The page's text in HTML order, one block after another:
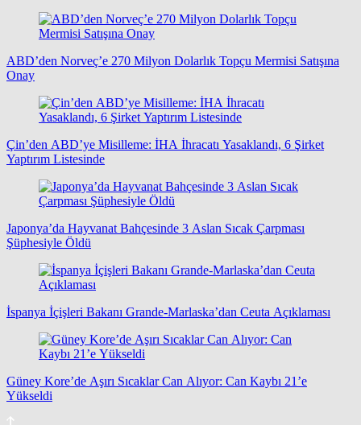
ABD’den Norveç’e 270 Milyon Dolarlık Topçu Mermisi Satışına
Onay
Çin’den ABD’ye Misilleme: İHA İhracatı Yasaklandı, 6 Şirket
Yaptırım Listesinde
Japonya’da Hayvanat Bahçesinde 3 Aslan Sıcak Çarpması
Şüphesiyle Öldü
İspanya İçişleri Bakanı Grande-Marlaska’dan Ceuta Açıklaması
Güney Kore’de Aşırı Sıcaklar Can Alıyor: Can Kaybı 21’e
Yükseldi